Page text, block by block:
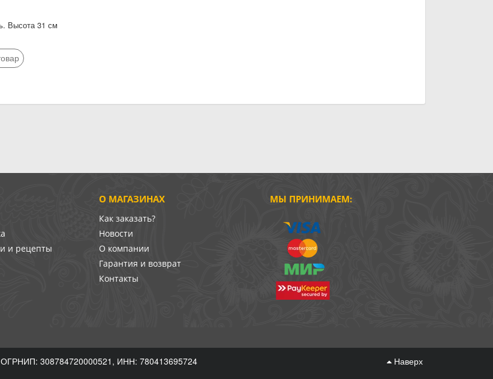
Высота 31 см
О МАГАЗИНАХ
Как заказать?
Новости
О компании
Гарантия и возврат
Контакты
и рецепты
МЫ ПРИНИМАЕМ:
308784720000521, ИНН: 780413695724 Наверх